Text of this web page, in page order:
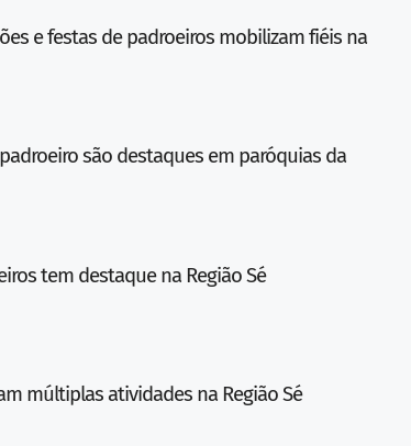
e festas de padroeiros mobilizam fiéis na
são destaques em paróquias da
tem destaque na Região Sé
múltiplas atividades na Região Sé